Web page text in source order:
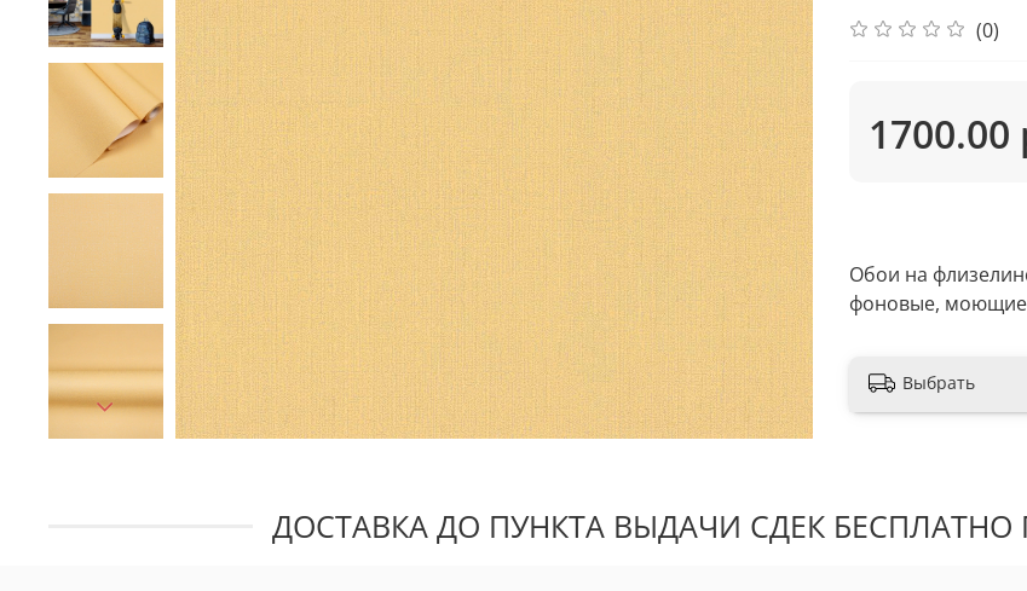
(0)
1700.00
Обои на
фоновые,
Выбрать
ДОСТАВКА ДО ПУНКТА ВЫДАЧИ СДЕК БЕСПЛАТНО